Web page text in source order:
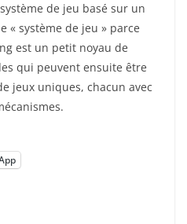
de jeu basé sur un
« système de jeu » parce
est un petit noyau de
qui peuvent ensuite être
jeux uniques, chacun avec